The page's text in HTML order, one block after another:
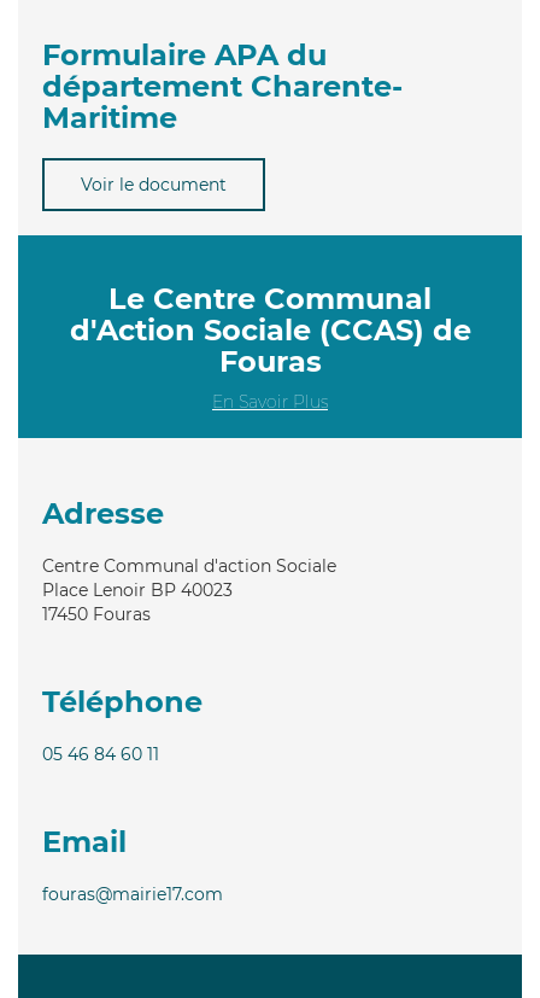
Formulaire APA du
département Charente-
Maritime
Voir le document
Le Centre Communal
d'Action Sociale (CCAS) de
Fouras
En Savoir Plus
Adresse
Centre Communal d'action Sociale
Place Lenoir BP 40023
17450 Fouras
Téléphone
05 46 84 60 11
Email
fouras@mairie17.com